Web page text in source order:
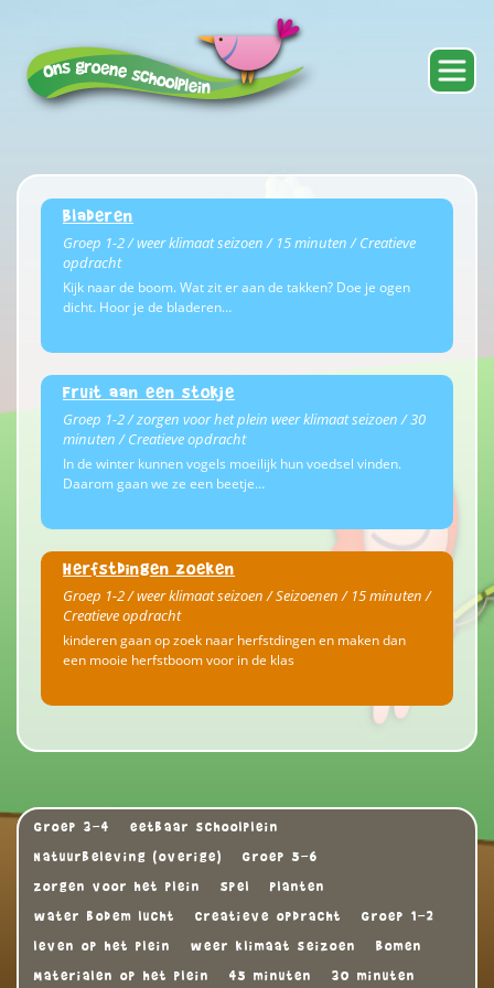
Bladeren
Groep 1-2 / weer klimaat seizoen / 15 minuten / Creatieve
opdracht
Kijk naar de boom. Wat zit er aan de takken? Doe je ogen
dicht. Hoor je de bladeren…
Fruit aan een stokje
Groep 1-2 / zorgen voor het plein weer klimaat seizoen / 30
minuten / Creatieve opdracht
In de winter kunnen vogels moeilijk hun voedsel vinden.
Daarom gaan we ze een beetje…
Herfstdingen zoeken
Groep 1-2 / weer klimaat seizoen / Seizoenen / 15 minuten /
Creatieve opdracht
kinderen gaan op zoek naar herfstdingen en maken dan
een mooie herfstboom voor in de klas
Groep 3-4
eetbaar schoolplein
Natuurbeleving (overige)
Groep 5-6
zorgen voor het plein
Spel
Planten
water bodem lucht
Creatieve opdracht
Groep 1-2
leven op het plein
weer klimaat seizoen
Bomen
Materialen op het plein
45 minuten 30 minuten